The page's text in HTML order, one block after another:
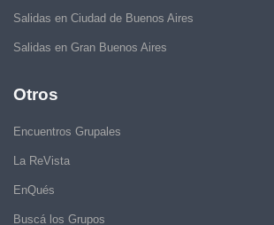
Salidas en Ciudad de Buenos Aires
Salidas en Gran Buenos Aires
Otros
Encuentros Grupales
La ReVista
EnQués
Buscá los Grupos